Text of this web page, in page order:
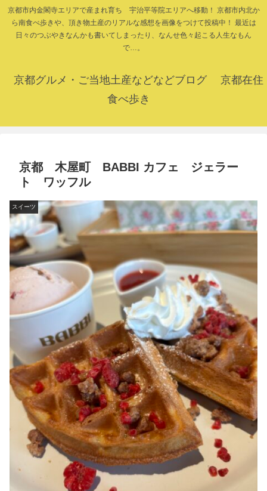
京都市内金閣寺エリアで産まれ育ち 宇治平等院エリアへ移動！ 京都市内北か
ら南食べ歩きや、頂き物土産のリアルな感想を画像をつけて投稿中！ 最近は
日々のつぶやきなんかも書いてしまったり、なんせ色々起こる人生なもん
で…。
京都グルメ・ご当地土産などなどブログ 京都在住
食べ歩き
京都 木屋町 BABBI カフェ ジェラー
ト ワッフル
スイーツ